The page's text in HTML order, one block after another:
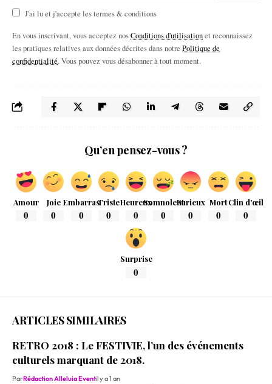
J'ai lu et j'accepte les termes & conditions
En vous inscrivant, vous acceptez nosConditions d'utilisationet reconnaissez
les pratiques relatives aux données décrites dans notre Politique de
confidentialité. Vous pouvez vous désabonner à tout moment.
Qu’en pensez-vous ?
Amour
0
Joie
0
Embarras
0
Triste
0
Heureux
0
Somnolent
0
Furieux
0
Mort
0
Clin d'œil
0
Surprise
0
ARTICLES SIMILAIRES
RETRO 2018 : Le FESTIVIE, l’un des événements
culturels marquant de 2018.
ParRédaction Alleluia Eventil y a 1 an